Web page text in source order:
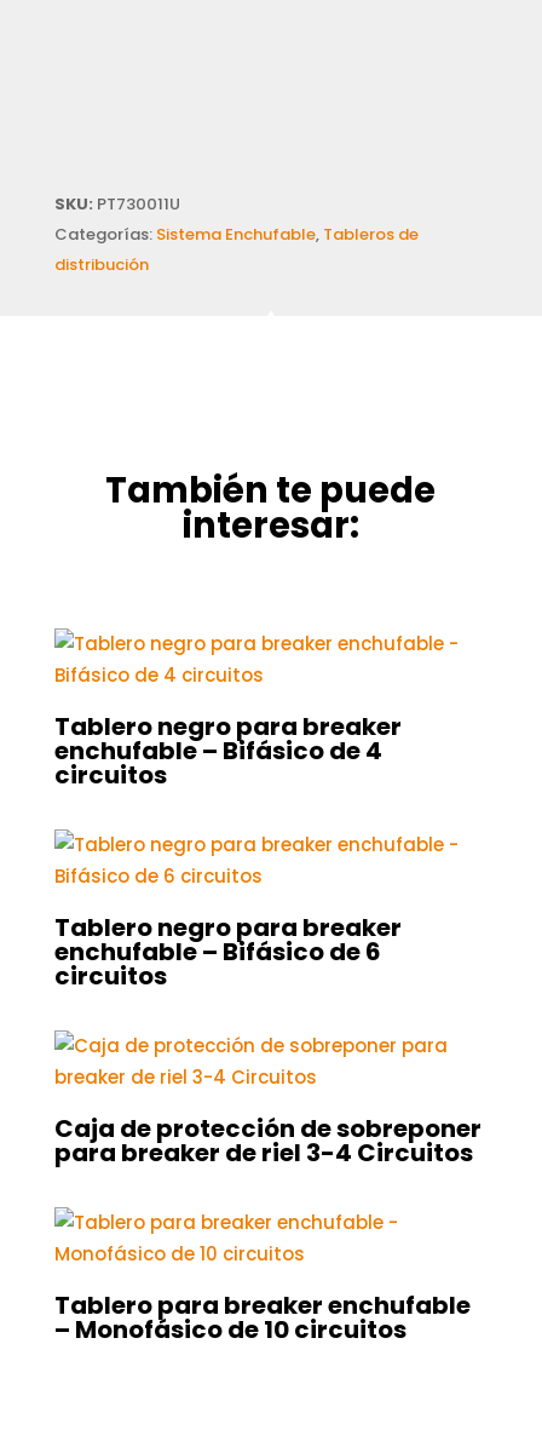
SKU: PT730011U
Categorías: Sistema Enchufable, Tableros de
distribución
También te puede
interesar:
Tablero negro para breaker
enchufable – Bifásico de 4
circuitos
Tablero negro para breaker
enchufable – Bifásico de 6
circuitos
Caja de protección de sobreponer
para breaker de riel 3-4 Circuitos
Tablero para breaker enchufable
– Monofásico de 10 circuitos